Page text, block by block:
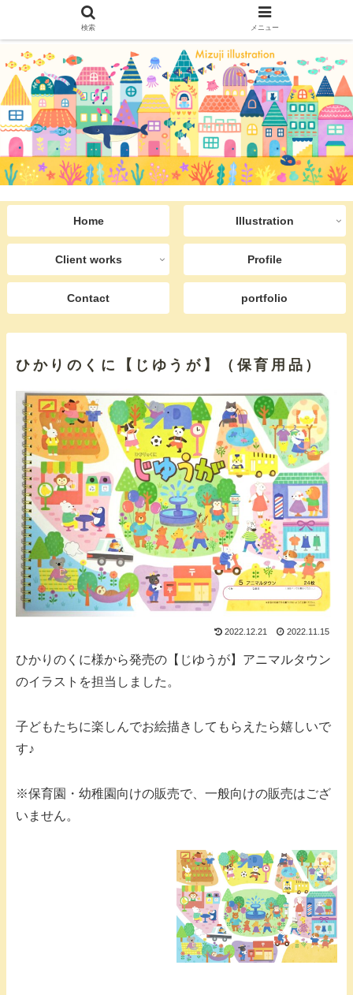
Home Illustration
Client works Profile
Contact portfolio
ひかりのくに【じゆうが】（保育用品）
2022.12.21 2022.11.15
ひかりのくに様から発売の【じゆうが】アニマルタウン
のイラストを担当しました。
子どもたちに楽しんでお絵描きしてもらえたら嬉しいで
す♪
※保育園・幼稚園向けの販売で、一般向けの販売はござ
いません。
検索 メニュー